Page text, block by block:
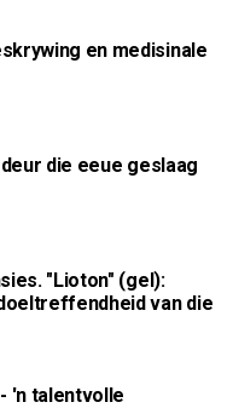
en medisinale
die eeue geslaag
"Lioton" (gel):
van die
'n talentvolle